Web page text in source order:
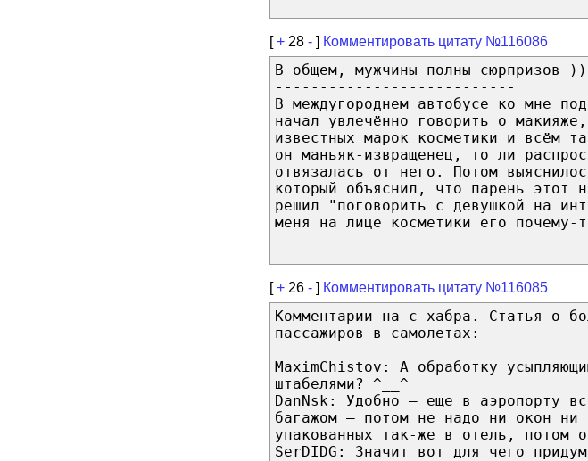
[+ 28 - ] Комментировать цитату №116086
В общем, мужчины полны сюрпризов
---------------------------
В междугороднем автобусе ко мне
начал увлечённо говорить о
известных марок косметики и всём
он маньяк-извращенец, то ли
отвязалась от него. Потом
который объяснил, что парень этот
решил "поговорить с девушкой на
меня на лице косметики его почему-
[+ 26 - ] Комментировать цитату №116085
Комментарии на с хабра. Статья о
пассажиров в самолетах:
MaximChistov: А обработку
штабелями? ^__^
DanNsk: Удобно — еще в аэропорту
багажом — потом не надо ни окон ни
упакованных так-же в отель, потом
SerDIDG: Значит вот для чего